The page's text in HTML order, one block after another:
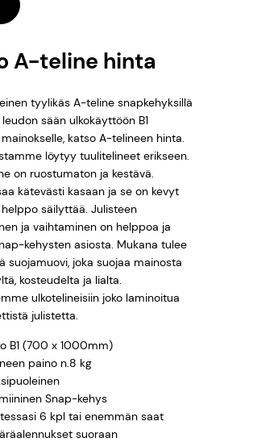
A-teline hinta
tyylikäs A-teline snapkehyksillä
sään ulkokäyttöön B1
mainokselle, katso A-telineen hinta.
löytyy tuulitelineet erikseen.
on ruostumaton ja kestävä.
kätevästi kasaan ja se on kevyt
säilyttää. Julisteen
ja vaihtaminen on helppoa ja
kehysten asiosta. Mukana tulee
suojamuovi, joka suojaa mainosta
kosteudelta ja lialta.
ulkotelineisiin joko laminoitua
julistetta.
B1 (700 x 1000mm)
paino n.8 kg
Snap-kehys
6 kpl tai enemmän saat
suoraan